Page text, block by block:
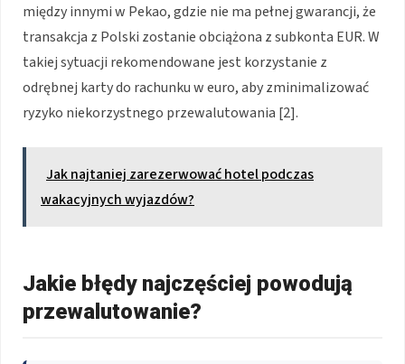
między innymi w Pekao, gdzie nie ma pełnej gwarancji, że
transakcja z Polski zostanie obciążona z subkonta EUR. W
takiej sytuacji rekomendowane jest korzystanie z
odrębnej karty do rachunku w euro, aby zminimalizować
ryzyko niekorzystnego przewalutowania [2].
Jak najtaniej zarezerwować hotel podczas
wakacyjnych wyjazdów?
Jakie błędy najczęściej powodują
przewalutowanie?